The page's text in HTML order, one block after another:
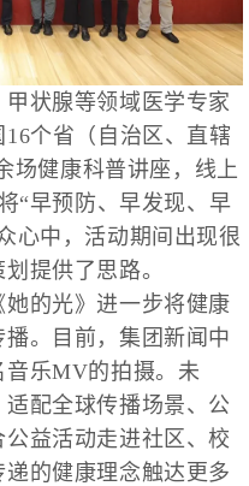
状腺等领域医学专家
个省（自治区、直辖
场健康科普讲座，线上
“早预防、早发现、早
心中，活动期间出现很
提供了思路。
的光》进一步将健康
。目前，集团新闻中
乐MV的拍摄。未
配全球传播场景、公
益活动走进社区、校
的健康理念触达更多